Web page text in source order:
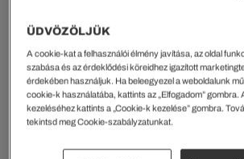
ÜDVÖZÖLJÜK
A cookie-kat a felhasználói élmény javítása, az oldal
szabása és az érdeklődési köreidhez igazított
érdekében használjuk. Ha beleegyezel a weboldalunk
cookie-k használatába, kattints az „Elfogadom” gombra.
kezeléséhez kattints a „Cookie-k kezelése” gombra.
tekintsd meg Cookie-szabályzatunkat.